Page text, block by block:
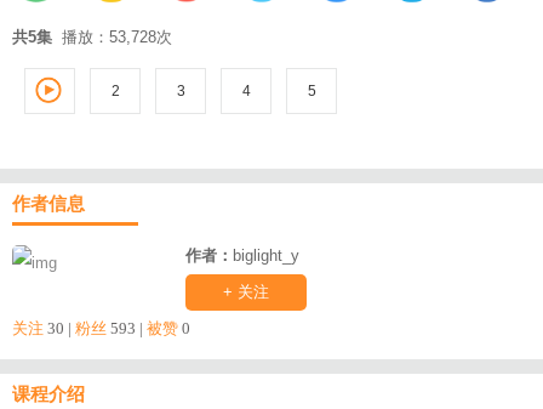
共5集 播放：53,728次
1
2 3 4 5
作者信息
作者： biglight_y
+ 关注
关注 30 | 粉丝 593 | 被赞 0
课程介绍